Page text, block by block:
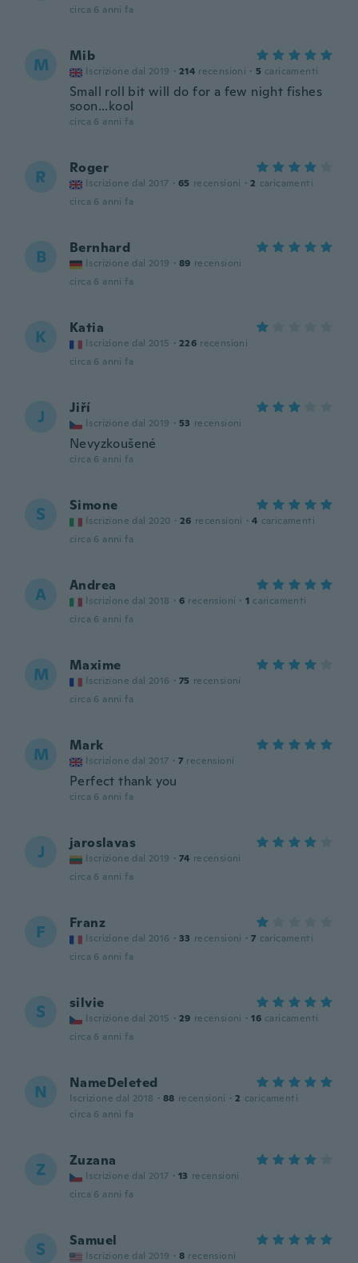
circa 6 anni fa
M Mib
Iscrizione dal 2019 · 214 recensioni · 5 caricamenti
Small roll bit will do for a few night fishes
soon...kool
circa 6 anni fa
R Roger
Iscrizione dal 2017 · 65 recensioni · 2 caricamenti
circa 6 anni fa
B Bernhard
Iscrizione dal 2019 · 89 recensioni
circa 6 anni fa
K Katia
Iscrizione dal 2015 · 226 recensioni
circa 6 anni fa
J Jiří
Iscrizione dal 2019 · 53 recensioni
Nevyzkoušené
circa 6 anni fa
S Simone
Iscrizione dal 2020 · 26 recensioni · 4 caricamenti
circa 6 anni fa
A Andrea
Iscrizione dal 2018 · 6 recensioni · 1 caricamenti
circa 6 anni fa
M Maxime
Iscrizione dal 2016 · 75 recensioni
circa 6 anni fa
M Mark
Iscrizione dal 2017 · 7 recensioni
Perfect thank you
circa 6 anni fa
J jaroslavas
Iscrizione dal 2019 · 74 recensioni
circa 6 anni fa
F Franz
Iscrizione dal 2016 · 33 recensioni · 7 caricamenti
circa 6 anni fa
S silvie
Iscrizione dal 2015 · 29 recensioni · 16 caricamenti
circa 6 anni fa
N NameDeleted
Iscrizione dal 2018 · 88 recensioni · 2 caricamenti
circa 6 anni fa
Z Zuzana
Iscrizione dal 2017 · 13 recensioni
circa 6 anni fa
S Samuel
Iscrizione dal 2019 · 8 recensioni